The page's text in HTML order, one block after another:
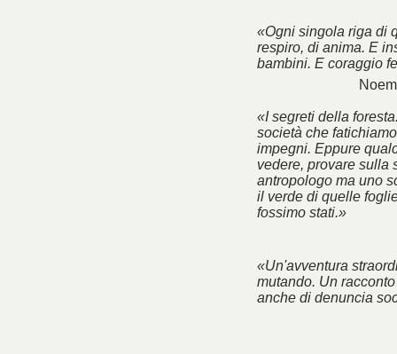
«Ogni singola riga di
respiro, di anima. E
bambini. E coraggio
«I segreti della
società che
impegni. Eppure
vedere, provare sulla
antropologo ma uno
il verde di quelle
fossimo stati.»
«Un'avventura
mutando. Un
anche di denuncia